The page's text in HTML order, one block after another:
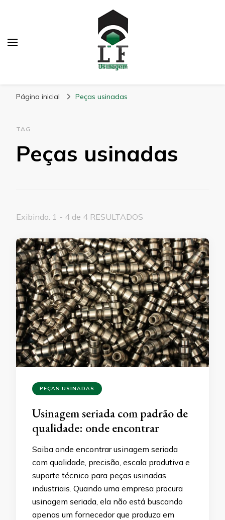
Página inicial Peças usinadas
TAG
Peças usinadas
Exibindo: 1 - 4 de 4 RESULTADOS
PEÇAS USINADAS
Usinagem seriada com padrão de
qualidade: onde encontrar
Saiba onde encontrar usinagem seriada
com qualidade, precisão, escala produtiva e
suporte técnico para peças usinadas
industriais. Quando uma empresa procura
usinagem seriada, ela não está buscando
apenas um fornecedor que produza em